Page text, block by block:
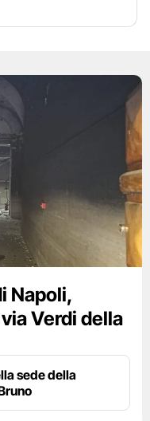
Napoli,
Verdi della
sede della